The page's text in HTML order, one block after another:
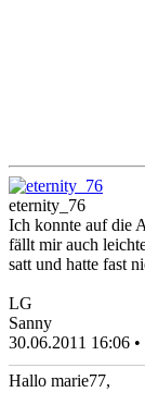
eternity_76
Ich konnte auf die
fällt mir auch
satt und hatte fast
LG
Sanny
30.06.2011 16:06 •
Hallo marie77,